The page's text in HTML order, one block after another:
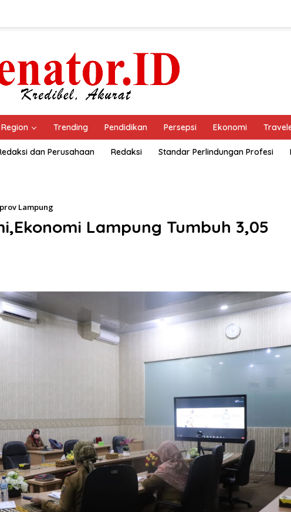
Region Trending Pendidikan Persepsi Ekonomi
dan Perusahaan Redaksi Standar Perlindungan Profesi
Lampung
Lampung Tumbuh 3,05